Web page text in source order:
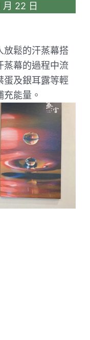
22 日
放鬆的汗蒸幕搭
蒸幕的過程中流
蛋及銀耳露等輕
能量。